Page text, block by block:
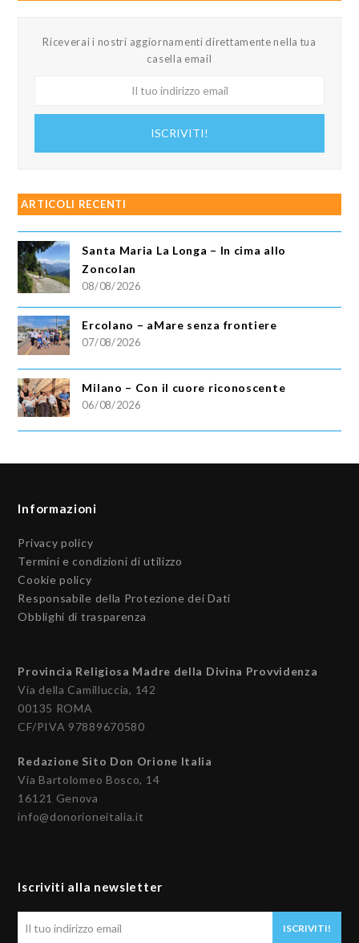
Riceverai i nostri aggiornamenti direttamente nella tua
casella email
ISCRIVITI!
ARTICOLI RECENTI
Santa Maria La Longa – In cima allo
Zoncolan
08/08/2026
Ercolano – aMare senza frontiere
07/08/2026
Milano – Con il cuore riconoscente
06/08/2026
Informazioni
Privacy policy
Termini e condizioni di utilizzo
Cookie policy
Responsabile della Protezione dei Dati
Obblighi di trasparenza
Provincia Religiosa Madre della Divina Provvidenza
Via della Camilluccia, 142
00135 ROMA
CF/PIVA 97889670580
Redazione Sito Don Orione Italia
Via Bartolomeo Bosco, 14
16121 Genova
info@donorioneitalia.it
Iscriviti alla newsletter
ISCRIVITI!